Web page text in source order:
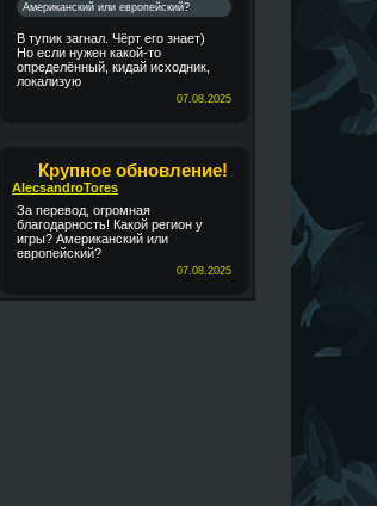
Американский или европейский?
В тупик загнал. Чёрт его знает)
Но если нужен какой-то
определённый, кидай исходник,
локализую
07.08.2025
Крупное обновление!
AlecsandroTores
За перевод, огромная
благодарность! Какой регион у
игры? Американский или
европейский?
07.08.2025